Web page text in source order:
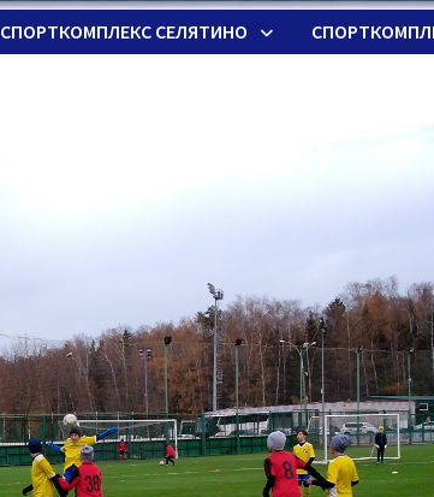
СПОРТКОМПЛЕКС СЕЛЯТИНО